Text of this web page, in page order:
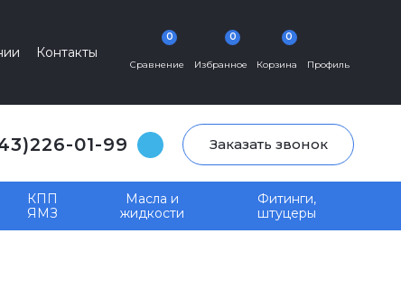
Контакты
Сравнение
0
Избранное
0
Корзина
0
Профиль
01-99 Заказать звонок
КПП
ЯМЗ
Масла и
жидкости
Фитинги,
штуцеры